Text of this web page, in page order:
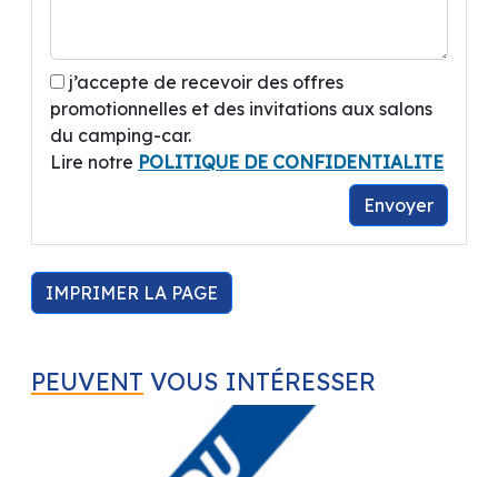
Contact :
CREMADES Bastien
Concessionnaire BENIMAR / CAMPEREVE /
CHAUSSON / ELIOS / KNAUS / WEINSBERG –
Autres marques disponibles dans le réseau :
ADRIA / BURSTNER / CHALLENGER /
STYLEVAN EMOTION ...
j’accepte de recevoir des offres
promotionnelles et des invitations aux salons
du camping-car.
Lire notre POLITIQUE DE CONFIDENTIALITE
Envoyer
IMPRIMER LA PAGE
PEUVENT VOUS INTÉRESSER